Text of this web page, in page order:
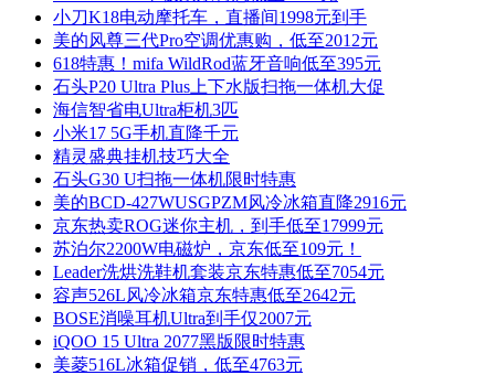
小刀K18电动摩托车，直播间1998元到手
美的风尊三代Pro空调优惠购，低至2012元
618特惠！mifa WildRod蓝牙音响低至395元
石头P20 Ultra Plus上下水版扫拖一体机大促
海信智省电Ultra柜机3匹
小米17 5G手机直降千元
精灵盛典挂机技巧大全
石头G30 U扫拖一体机限时特惠
美的BCD-427WUSGPZM风冷冰箱直降2916元
京东热卖ROG迷你主机，到手低至17999元
苏泊尔2200W电磁炉，京东低至109元！
Leader洗烘洗鞋机套装京东特惠低至7054元
容声526L风冷冰箱京东特惠低至2642元
BOSE消噪耳机Ultra到手仅2007元
iQOO 15 Ultra 2077黑版限时特惠
美菱516L冰箱促销，低至4763元